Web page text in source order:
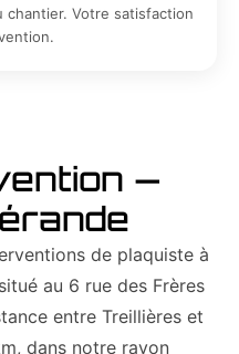
Votre satisfaction
—
de plaquiste à
au 6 rue des Frères
entre Treillières et
dans notre rayon